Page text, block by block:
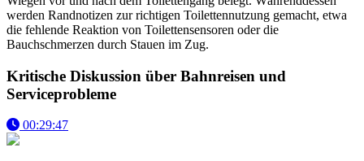
werden Randnotizen zur richtigen Toilettennutzung gemacht, etwa
die fehlende Reaktion von Toilettensensoren oder die
Bauchschmerzen durch Stauen im Zug.
Kritische Diskussion über Bahnreisen und
Serviceprobleme
00:29:47